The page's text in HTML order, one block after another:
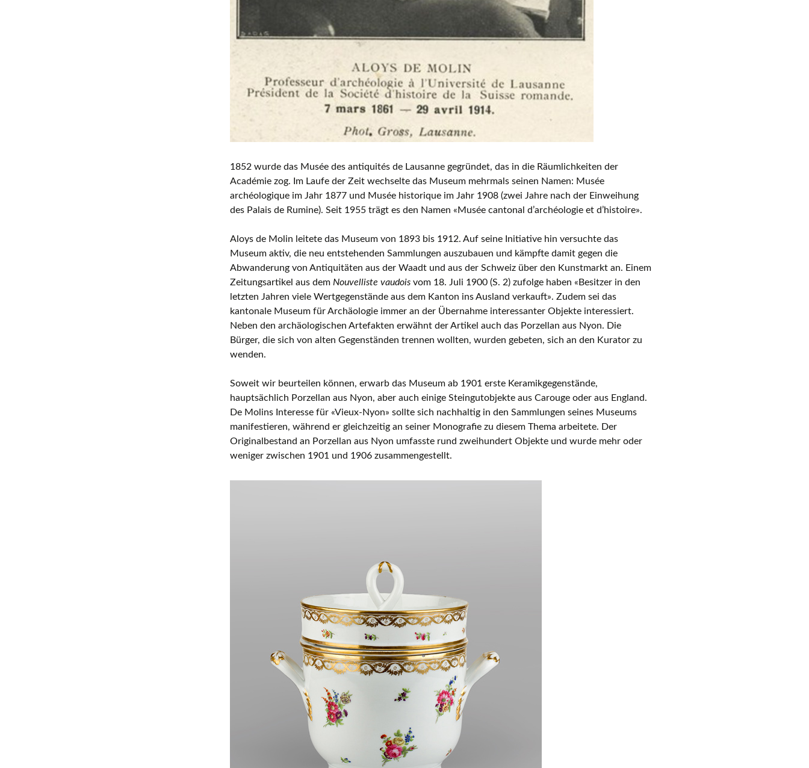
1852 wurde das Musée des antiquités de Lausanne gegründet, das in die Räumlichkeiten der
Académie zog. Im Laufe der Zeit wechselte das Museum mehrmals seinen Namen: Musée
archéologique im Jahr 1877 und Musée historique im Jahr 1908 (zwei Jahre nach der Einweihung
des Palais de Rumine). Seit 1955 trägt es den Namen «Musée cantonal d’archéologie et d’histoire».
Aloys de Molin leitete das Museum von 1893 bis 1912. Auf seine Initiative hin versuchte das
Museum aktiv, die neu entstehenden Sammlungen auszubauen und kämpfte damit gegen die
Abwanderung von Antiquitäten aus der Waadt und aus der Schweiz über den Kunstmarkt an. Einem
Zeitungsartikel aus dem Nouvelliste vaudois vom 18. Juli 1900 (S. 2) zufolge haben «Besitzer in den
letzten Jahren viele Wertgegenstände aus dem Kanton ins Ausland verkauft». Zudem sei das
kantonale Museum für Archäologie immer an der Übernahme interessanter Objekte interessiert.
Neben den archäologischen Artefakten erwähnt der Artikel auch das Porzellan aus Nyon. Die
Bürger, die sich von alten Gegenständen trennen wollten, wurden gebeten, sich an den Kurator zu
wenden.
Soweit wir beurteilen können, erwarb das Museum ab 1901 erste Keramikgegenstände,
hauptsächlich Porzellan aus Nyon, aber auch einige Steingutobjekte aus Carouge oder aus England.
De Molins Interesse für «Vieux-Nyon» sollte sich nachhaltig in den Sammlungen seines Museums
manifestieren, während er gleichzeitig an seiner Monografie zu diesem Thema arbeitete. Der
Originalbestand an Porzellan aus Nyon umfasste rund zweihundert Objekte und wurde mehr oder
weniger zwischen 1901 und 1906 zusammengestellt.